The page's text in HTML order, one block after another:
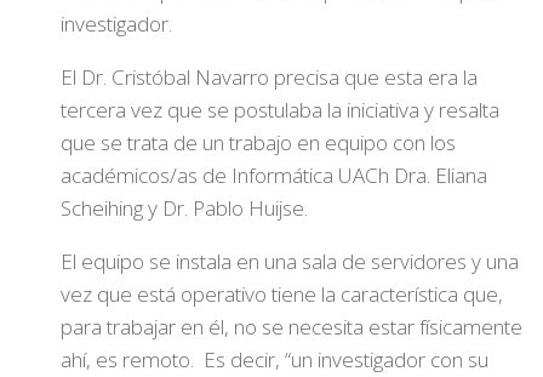
investigador.
El Dr. Cristóbal Navarro precisa que esta era la
tercera vez que se postulaba la iniciativa y resalta
que se trata de un trabajo en equipo con los
académicos/as de Informática UACh Dra. Eliana
Scheihing y Dr. Pablo Huijse.
El equipo se instala en una sala de servidores y una
vez que está operativo tiene la característica que,
para trabajar en él, no se necesita estar físicamente
ahí, es remoto. Es decir, “un investigador con su